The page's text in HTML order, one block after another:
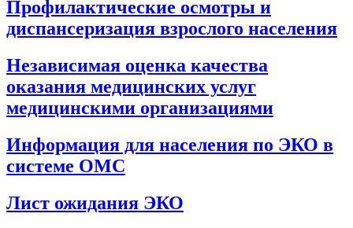
Профилактические осмотры и
диспансеризация взрослого населения
Независимая оценка качества
оказания медицинских услуг
медицинскими организациями
Информация для населения по ЭКО в
системе ОМС
Лист ожидания ЭКО